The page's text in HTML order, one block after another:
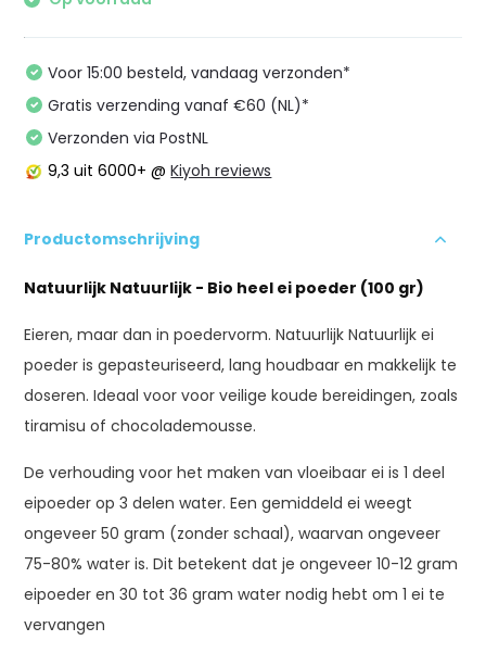
Voor 15:00 besteld, vandaag verzonden*
Gratis verzending vanaf €60 (NL)*
Verzonden via PostNL
9,3 uit 6000+ @Kiyoh reviews
Productomschrijving
Natuurlijk Natuurlijk - Bio heel ei poeder (100 gr)
Eieren, maar dan in poedervorm. Natuurlijk Natuurlijk ei
poeder is gepasteuriseerd, lang houdbaar en makkelijk te
doseren. Ideaal voor voor veilige koude bereidingen, zoals
tiramisu of chocolademousse.
De verhouding voor het maken van vloeibaar ei is 1 deel
eipoeder op 3 delen water. Een gemiddeld ei weegt
ongeveer 50 gram (zonder schaal), waarvan ongeveer
75-80% water is. Dit betekent dat je ongeveer 10-12 gram
eipoeder en 30 tot 36 gram water nodig hebt om 1 ei te
vervangen